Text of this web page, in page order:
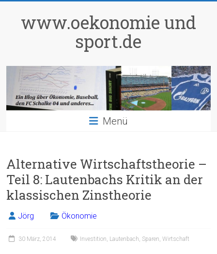
springenwww.oekonomie und
sport.de
Menü
Alternative Wirtschaftstheorie –
Teil 8: Lautenbachs Kritik an der
klassischen Zinstheorie
Jörg Ökonomie
30 März, 2014 Investition, Lautenbach, Sparen,Wirtschaft